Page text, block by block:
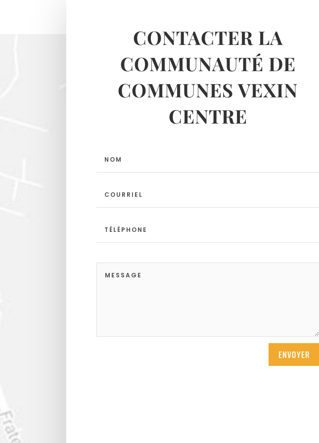
CONTACTER LA
COMMUNAUTÉ DE
COMMUNES VEXIN
CENTRE
ENVOYER